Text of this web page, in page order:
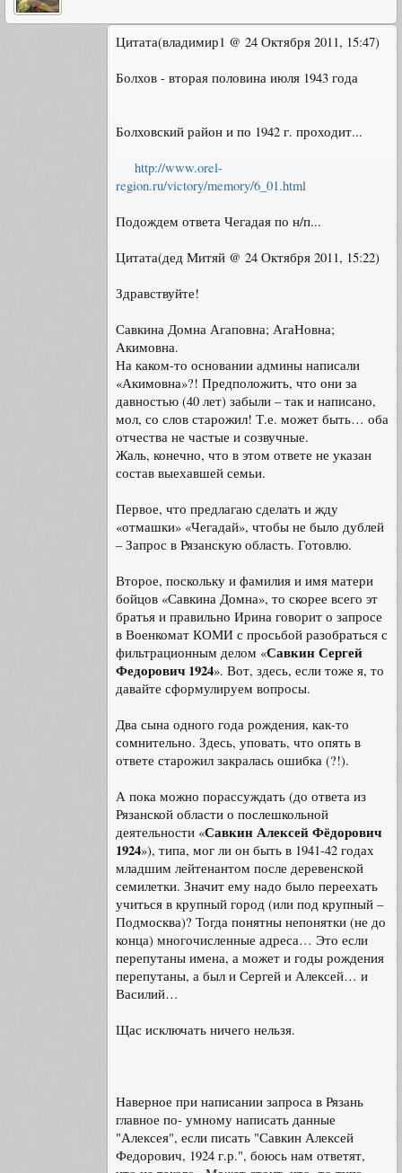
Цитата(владимир1 @ 24 Октября 2011, 15:47)
Болхов - вторая половина июля 1943 года
Болховский район и по 1942 г. проходит...
http://www.orel-
region.ru/victory/memory/6_01.html
Подождем ответа Чегадая по н/п...
Цитата(дед Митяй @ 24 Октября 2011, 15:22)
Здравствуйте!
Савкина Домна Агаповна; АгаНовна;
Акимовна.
На каком-то основании админы написали
«Акимовна»?! Предположить, что они за
давностью (40 лет) забыли – так и написано,
мол, со слов старожил! Т.е. может быть… оба
отчества не частые и созвучные.
Жаль, конечно, что в этом ответе не указан
состав выехавшей семьи.
Первое, что предлагаю сделать и жду
«отмашки» «Чегадай», чтобы не было дублей
– Запрос в Рязанскую область. Готовлю.
Второе, поскольку и фамилия и имя матери
бойцов «Савкина Домна», то скорее всего эт
братья и правильно Ирина говорит о запросе
в Военкомат КОМИ с просьбой разобраться с
фильтрационным делом «Савкин Сергей
Федорович 1924». Вот, здесь, если тоже я, то
давайте сформулируем вопросы.
Два сына одного года рождения, как-то
сомнительно. Здесь, уповать, что опять в
ответе старожил закралась ошибка (?!).
А пока можно порассуждать (до ответа из
Рязанской области о послешкольной
деятельности «Савкин Алексей Фёдорович
1924»), типа, мог ли он быть в 1941-42 годах
младшим лейтенантом после деревенской
семилетки. Значит ему надо было переехать
учиться в крупный город (или под крупный –
Подмосква)? Тогда понятны непонятки (не до
конца) многочисленные адреса… Это если
перепутаны имена, а может и годы рождения
перепутаны, а был и Сергей и Алексей… и
Василий…
Щас исключать ничего нельзя.
Наверное при написании запроса в Рязань
главное по- умному написать данные
"Алексея", если писать "Савкин Алексей
Федорович, 1924 г.р.", боюсь нам ответят,